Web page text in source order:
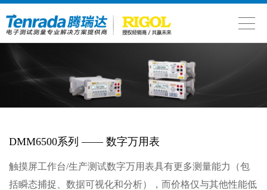
DMM6500系列 —— 数字万用表
触摸屏工作台/生产测试数字万用表具有更多测量能力（包
括瞬态捕捉、数据可视化和分析），而价格仅与其他性能低